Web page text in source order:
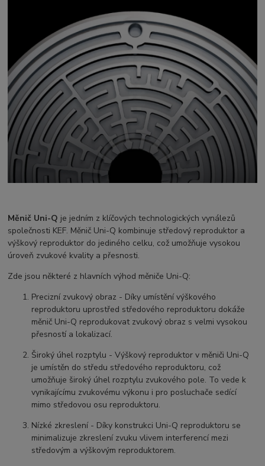
Měnič Uni-Q je jedním z klíčových technologických vynálezů
společnosti KEF. Měnič Uni-Q kombinuje středový reproduktor a
výškový reproduktor do jediného celku, což umožňuje vysokou
úroveň zvukové kvality a přesnosti.
Zde jsou některé z hlavních výhod měniče Uni-Q:
Precizní zvukový obraz - Díky umístění výškového
reproduktoru uprostřed středového reproduktoru dokáže
měnič Uni-Q reprodukovat zvukový obraz s velmi vysokou
přesností a lokalizací.
Široký úhel rozptylu - Výškový reproduktor v měniči Uni-Q
je umístěn do středu středového reproduktoru, což
umožňuje široký úhel rozptylu zvukového pole. To vede k
vynikajícímu zvukovému výkonu i pro posluchače sedící
mimo středovou osu reproduktoru.
Nízké zkreslení - Díky konstrukci Uni-Q reproduktoru se
minimalizuje zkreslení zvuku vlivem interferencí mezi
středovým a výškovým reproduktorem.